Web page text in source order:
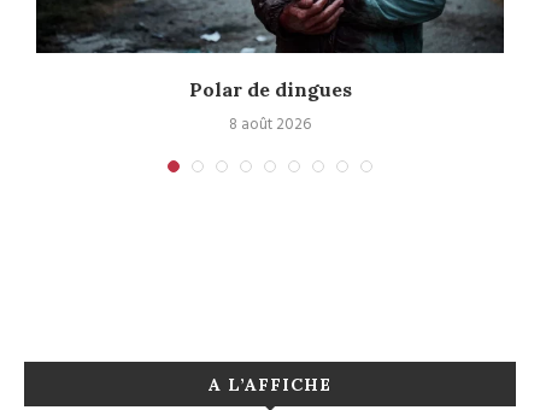
Polar de dingues
8 août 2026
A L’AFFICHE